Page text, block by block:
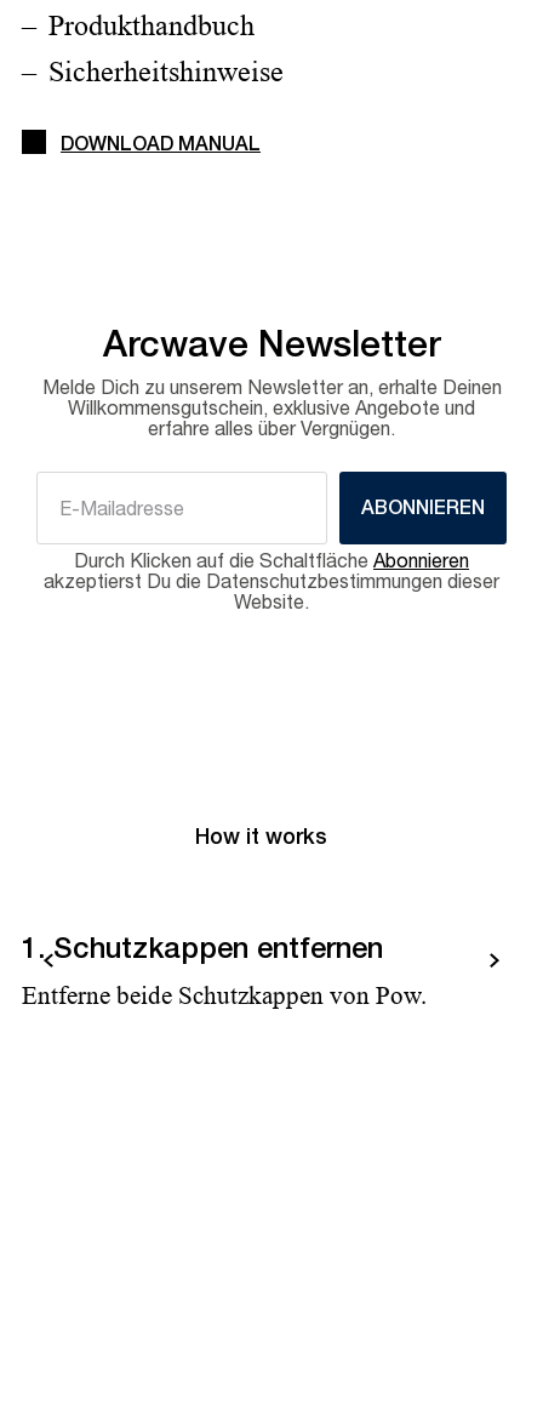
Produkthandbuch
Sicherheitshinweise
DOWNLOAD MANUAL
Arcwave Newsletter
Melde Dich zu unserem Newsletter an, erhalte Deinen
Willkommensgutschein, exklusive Angebote und
erfahre alles über Vergnügen.
ABONNIEREN
Durch Klicken auf die Schaltfläche Abonnieren
akzeptierst Du die Datenschutzbestimmungen dieser
Website.
How it works
Zurück Weiter
1. Schutzkappen entfernen
Entferne beide Schutzkappen von Pow.